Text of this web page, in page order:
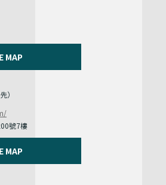
MAP
）
號7樓
MAP